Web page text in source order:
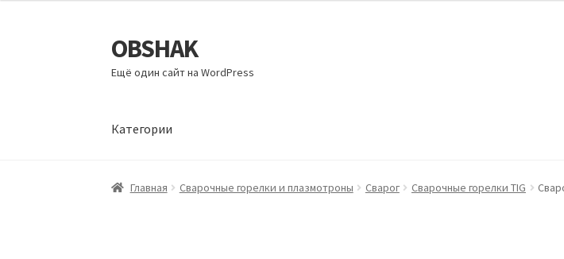
Перейти
к
навигации
Перейти
к
содержимому
OBSHAK
Ещё один сайт на WordPress
Категории
Главная Категории Мой аккаунт Оформление заказа Пример
Главная Сварочные горелки и плазмотроны Сварог Сварочные горелки TIG